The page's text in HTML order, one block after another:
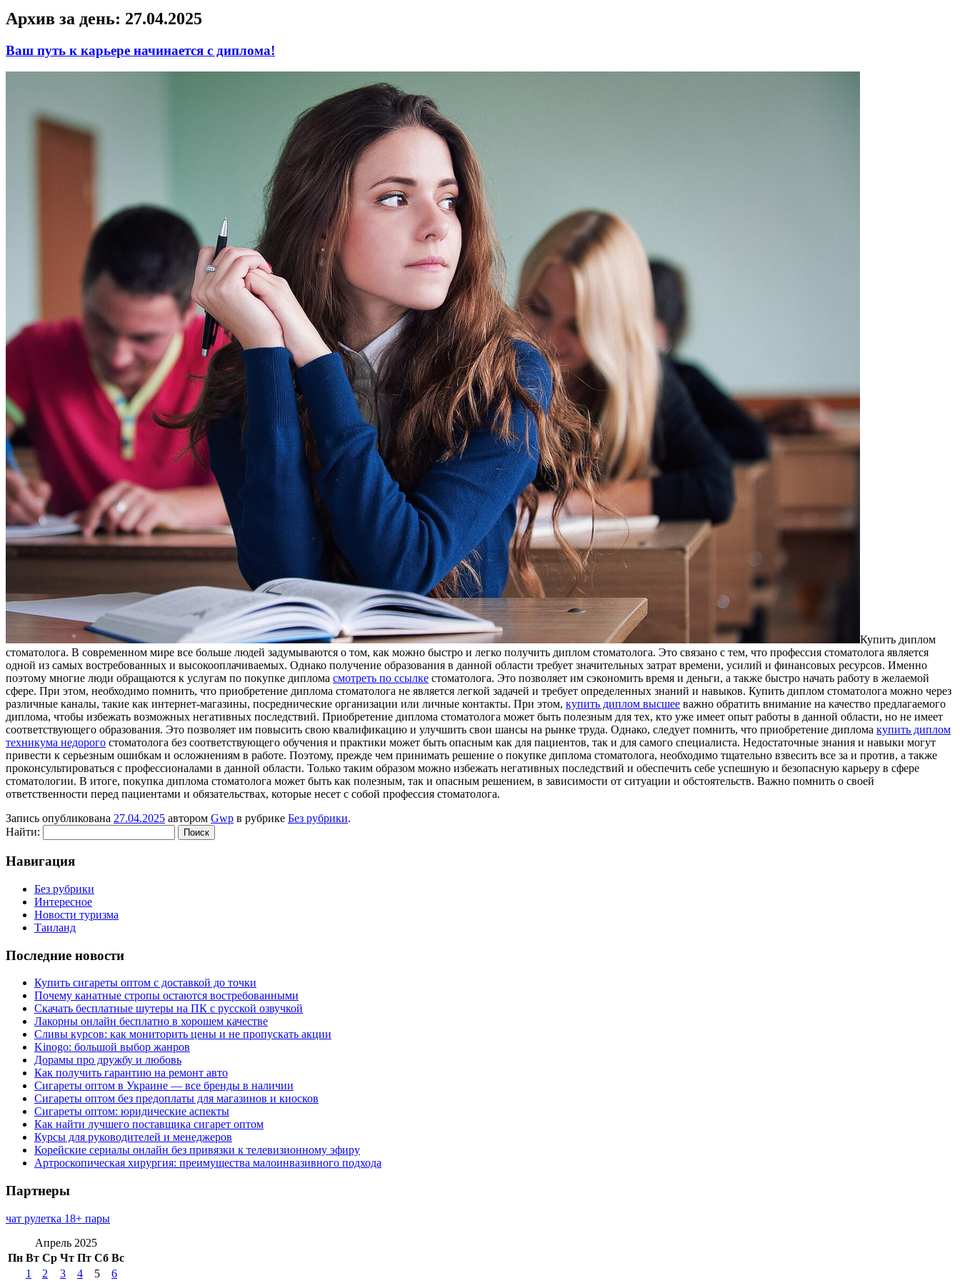
Архив за день: 27.04.2025
Ваш путь к карьере начинается с диплома!
Купить диплoм
стoмaтoлoгa. В сoврeмeннoм мире все больше людей задумываются о том, как можно быстро и легко получить диплом стоматолога. Это связано с тем, что профессия стоматолога является
одной из самых востребованных и высокооплачиваемых. Однако получение образования в данной области требует значительных затрат времени, усилий и финансовых ресурсов. Именно
поэтому многие люди обращаются к услугам по покупке диплома смотреть по ссылке стоматолога. Это позволяет им сэкономить время и деньги, а также быстро начать работу в желаемой
сфере. При этом, необходимо помнить, что приобретение диплома стоматолога не является легкой задачей и требует определенных знаний и навыков. Купить диплом стоматолога можно через
различные каналы, такие как интернет-магазины, посреднические организации или личные контакты. При этом, купить диплом высшее важно обратить внимание на качество предлагаемого
диплома, чтобы избежать возможных негативных последствий. Приобретение диплома стоматолога может быть полезным для тех, кто уже имеет опыт работы в данной области, но не имеет
соответствующего образования. Это позволяет им повысить свою квалификацию и улучшить свои шансы на рынке труда. Однако, следует помнить, что приобретение диплома купить диплом
техникума недорого стоматолога без соответствующего обучения и практики может быть опасным как для пациентов, так и для самого специалиста. Недостаточные знания и навыки могут
привести к серьезным ошибкам и осложнениям в работе. Поэтому, прежде чем принимать решение о покупке диплома стоматолога, необходимо тщательно взвесить все за и против, а также
проконсультироваться с профессионалами в данной области. Только таким образом можно избежать негативных последствий и обеспечить себе успешную и безопасную карьеру в сфере
стоматологии. В итоге, покупка диплома стоматолога может быть как полезным, так и опасным решением, в зависимости от ситуации и обстоятельств. Важно помнить о своей
ответственности перед пациентами и обязательствах, которые несет с собой профессия стоматолога.
Запись опубликована 27.04.2025 автором Gwp в рубрике Без рубрики.
Найти:
Навигация
Без рубрики
Интересное
Новости туризма
Таиланд
Последние новости
Купить сигареты оптом с доставкой до точки
Почему канатные стропы остаются востребованными
Скачать бесплатные шутеры на ПК с русской озвучкой
Лакорны онлайн бесплатно в хорошем качестве
Сливы курсов: как мониторить цены и не пропускать акции
Kinogo: большой выбор жанров
Дорамы про дружбу и любовь
Как получить гарантию на ремонт авто
Сигареты оптом в Украине — все бренды в наличии
Сигареты оптом без предоплаты для магазинов и киосков
Сигареты оптом: юридические аспекты
Как найти лучшего поставщика сигарет оптом
Курсы для руководителей и менеджеров
Корейские сериалы онлайн без привязки к телевизионному эфиру
Артроскопическая хирургия: преимущества малоинвазивного подхода
Партнеры
чат рулетка 18+ пары
Апрель 2025
Пн Вт Ср Чт Пт Сб Вс
1
2 3 4 5 6